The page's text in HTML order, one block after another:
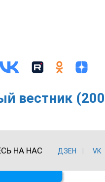
вестник
НА НАС ДЗЕН VK